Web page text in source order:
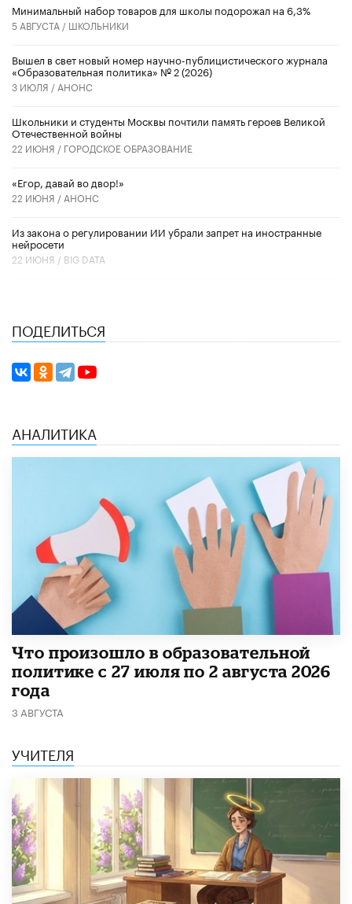
Минимальный набор товаров для школы подорожал на 6,3%
5 АВГУСТА / ШКОЛЬНИКИ
Вышел в свет новый номер научно-публицистического журнала
«Образовательная политика» № 2 (2026)
3 ИЮЛЯ / АНОНС
Школьники и студенты Москвы почтили память героев Великой
Отечественной войны
22 ИЮНЯ / ГОРОДСКОЕ ОБРАЗОВАНИЕ
«Егор, давай во двор!»
22 ИЮНЯ / АНОНС
Из закона о регулировании ИИ убрали запрет на иностранные
нейросети
22 ИЮНЯ / BIG DATA
ПОДЕЛИТЬСЯ
АНАЛИТИКА
​Что произошло в образовательной
политике с 27 июля по 2 августа 2026
года
3 АВГУСТА
УЧИТЕЛЯ